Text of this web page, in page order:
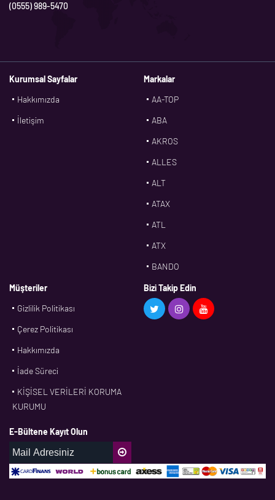
(0555) 989-5470
Kurumsal Sayfalar
Hakkımızda
İletişim
Markalar
AA-TOP
ABA
AKROS
ALLES
ALT
ATAX
ATL
ATX
BANDO
BMS
CDF
DPH
Müşteriler
Gizlilik Politikası
Çerez Politikası
Hakkımızda
İade Süreci
KİŞİSEL VERİLERİ KORUMA
KURUMU
Bizi Takip Edin
E-Bültene Kayıt Olun